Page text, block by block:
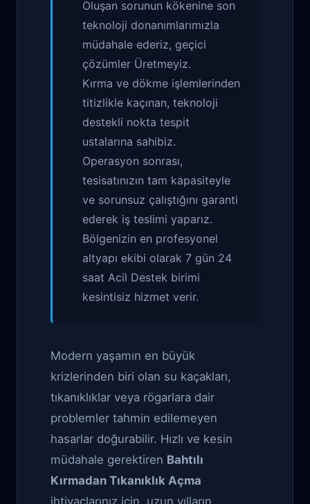
Oluşan sorunun kökenine son
teknoloji donanımlarımızla
müdahale ederiz, geçici
çözümler Üretmeyiz.
Kırma ve dökme işlemlerinden
titizlikle kaçınan, teknoloji
destekli nokta tespit
ustalarına sahibiz.
Operasyon sonrası,
tesisatınızın tam kapasiteyle
ve sorunsuz çalıştığını garanti
ederek iş teslimi yaparız.
Bölgenizin en profesyonel
altyapı ekibi olarak 7 gün 24
saat Acil Destek birimi
kesintisiz hizmet verir.
Modern yaşamın en büyük
krizlerinden biri olan su kaçakları,
tıkanıklıklar veya rögarlara dair
problemler tahmin edilemeyen
hasarlar doğurabilir. Hızlı ve kesin
müdahale gerektiren Bahtılı
Kırmadan Tıkanıklık Açma
ihtiyaçlarınız için, uzun yılların